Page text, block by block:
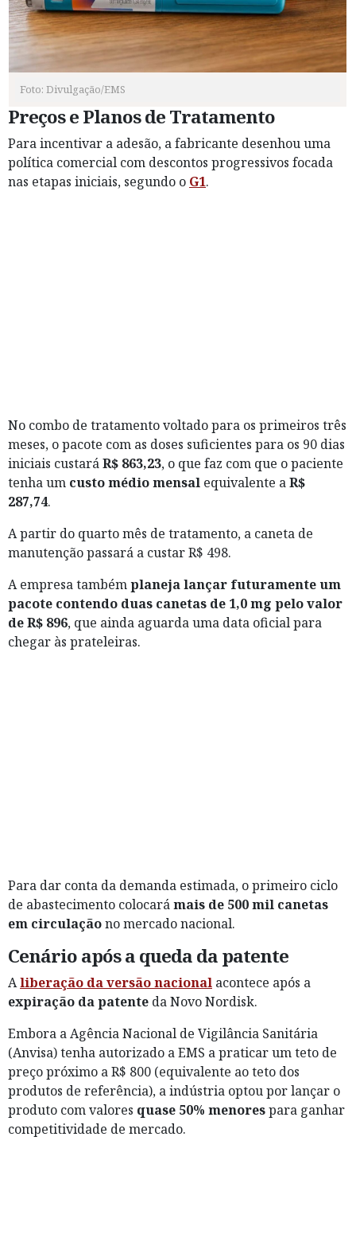
Foto: Divulgação/EMS
Preços e Planos de Tratamento
Para incentivar a adesão, a fabricante desenhou uma
política comercial com descontos progressivos focada
nas etapas iniciais, segundo o G1.
No combo de tratamento voltado para os primeiros três
meses, o pacote com as doses suficientes para os 90 dias
iniciais custaráR$ 863,23, o que faz com que o paciente
tenha um custo médio mensal equivalente aR$
287,74.
A partir do quarto mês de tratamento, a caneta de
manutenção passará a custar R$ 498.
A empresa tambémplaneja lançar futuramente um
pacote contendo duas canetas de 1,0 mg pelo valor
de R$ 896, que ainda aguarda uma data oficial para
chegar às prateleiras.
Para dar conta da demanda estimada, o primeiro ciclo
de abastecimento colocarámais de 500 mil canetas
em circulaçãono mercado nacional.
Cenário após a queda da patente
Aliberação da versão nacional acontece após a
expiração da patente da Novo Nordisk.
Embora a Agência Nacional de Vigilância Sanitária
(Anvisa) tenha autorizado a EMS a praticar um teto de
preço próximo a R$ 800 (equivalente ao teto dos
produtos de referência), a indústria optou por lançar o
produto com valores quase 50% menorespara ganhar
competitividade de mercado.